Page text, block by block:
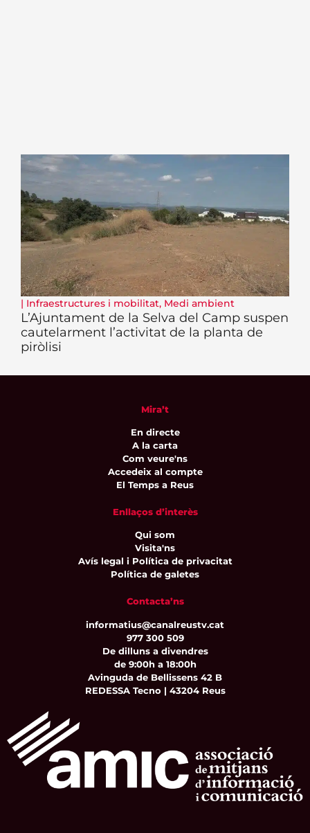
| Infraestructures i mobilitat, Medi ambient
L’Ajuntament de la Selva del Camp suspen
cautelarment l’activitat de la planta de
piròlisi
Mira’t
En directe
A la carta
Com veure'ns
Accedeix al compte
El Temps a Reus
Enllaços d’interès
Qui som
Visita'ns
Avís legal i Política de privacitat
Política de galetes
Contacta’ns
informatius@canalreustv.cat
977 300 509
De dilluns a divendres
de 9:00h a 18:00h
Avinguda de Bellissens 42 B
REDESSA Tecno | 43204 Reus